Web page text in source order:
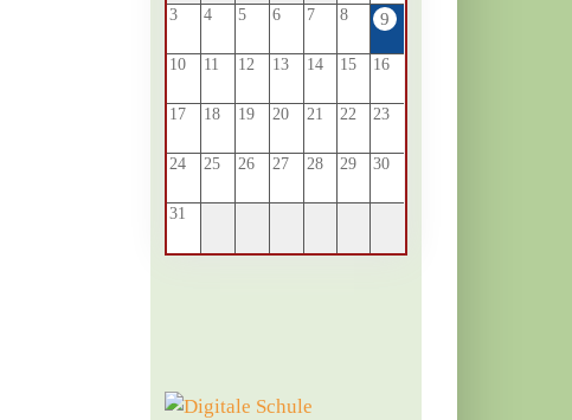
3 4 5 6 7 8 9
10 11 12 13 14 15 16
17 18 19 20 21 22 23
24 25 26 27 28 29 30
31